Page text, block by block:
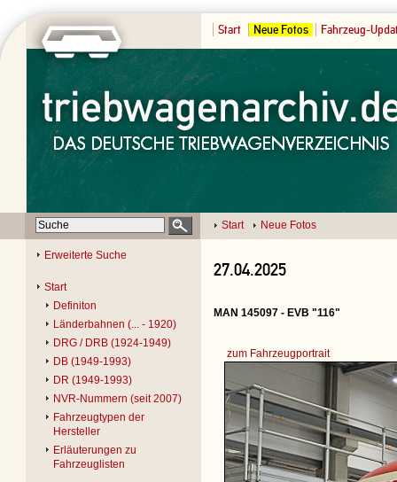
Start Neue Fotos Fahrzeug-
Start Neue Fotos
Erweiterte Suche
Start
Definiton
Länderbahnen (... - 1920)
DRG / DRB (1924-1949)
DB (1949-1993)
DR (1949-1993)
NVR-Nummern (seit 2007)
Fahrzeugtypen der
Hersteller
Erläuterungen zu
Fahrzeuglisten
27.04.2025
MAN 145097 - EVB "116"
zum Fahrzeugportrait